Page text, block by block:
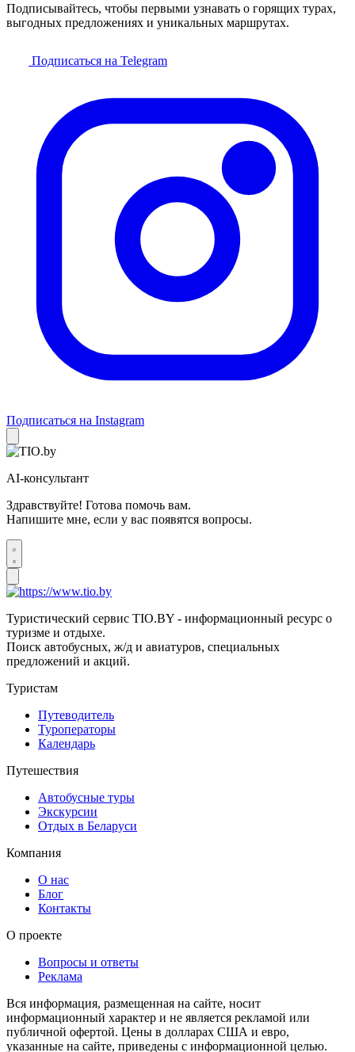
Подписывайтесь, чтобы первыми узнавать о горящих турах,
выгодных предложениях и уникальных маршрутах.
Подписаться на Telegram
Подписаться на Instagram
AI-консультант
Здравствуйте! Готова помочь вам.
Напишите мне, если у вас появятся вопросы.
Туристический сервис TIO.BY - информационный ресурс о
туризме и отдыхе.
Поиск автобусных, ж/д и авиатуров, специальных
предложений и акций.
Туристам
Путеводитель
Туроператоры
Календарь
Путешествия
Автобусные туры
Экскурсии
Отдых в Беларуси
Компания
О нас
Блог
Контакты
О проекте
Вопросы и ответы
Реклама
Вся информация, размещенная на сайте, носит
информационный характер и не является рекламой или
публичной офертой. Цены в долларах США и евро,
указанные на сайте, приведены с информационной целью.